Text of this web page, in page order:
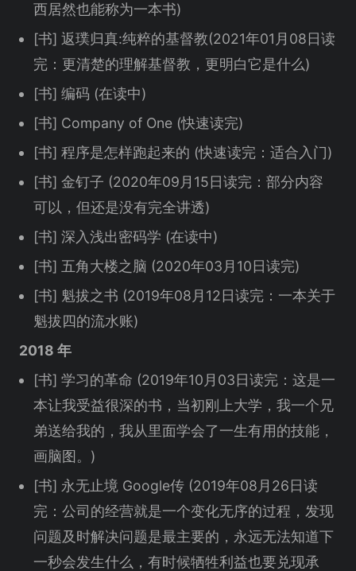
西居然也能称为一本书)
[书] 返璞归真:纯粹的基督教(2021年01月08日读
完：更清楚的理解基督教，更明白它是什么)
[书] 编码 (在读中)
[书] Company of One (快速读完)
[书] 程序是怎样跑起来的 (快速读完：适合入门)
[书] 金钉子 (2020年09月15日读完：部分内容
可以，但还是没有完全讲透)
[书] 深入浅出密码学 (在读中)
[书] 五角大楼之脑 (2020年03月10日读完)
[书] 魁拔之书 (2019年08月12日读完：一本关于
魁拔四的流水账)
2018 年
[书] 学习的革命 (2019年10月03日读完：这是一
本让我受益很深的书，当初刚上大学，我一个兄
弟送给我的，我从里面学会了一生有用的技能，
画脑图。)
[书] 永无止境 Google传 (2019年08月26日读
完：公司的经营就是一个变化无序的过程，发现
问题及时解决问题是最主要的，永远无法知道下
一秒会发生什么，有时候牺牲利益也要兑现承